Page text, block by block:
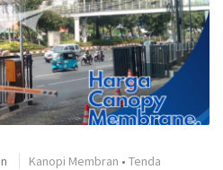
Kanopi Membran • Tenda